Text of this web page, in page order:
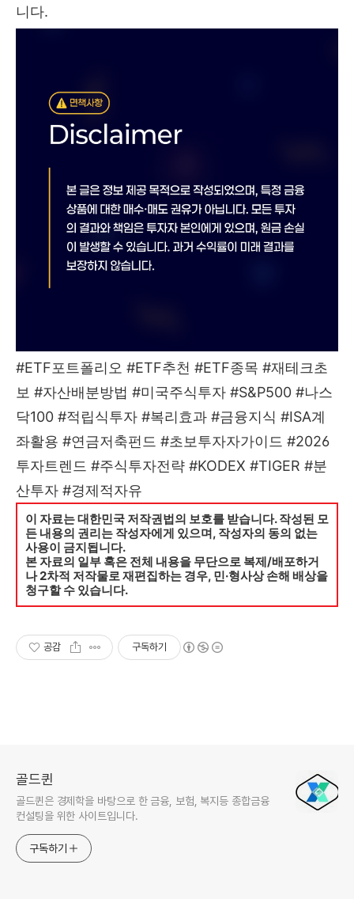
니다.
#ETF포트폴리오 #ETF추천 #ETF종목 #재테크초
보 #자산배분방법 #미국주식투자 #S&P500 #나스
닥100 #적립식투자 #복리효과 #금융지식 #ISA계
좌활용 #연금저축펀드 #초보투자자가이드 #2026
투자트렌드 #주식투자전략 #KODEX #TIGER #분
산투자 #경제적자유
이 자료는 대한민국 저작권법의 보호를 받습니다. 작성된 모
든 내용의 권리는 작성자에게 있으며, 작성자의 동의 없는
사용이 금지됩니다.
본 자료의 일부 혹은 전체 내용을 무단으로 복제/배포하거
나 2차적 저작물로 재편집하는 경우, 민·형사상 손해 배상을
청구할 수 있습니다.
공감 구독하기
골드퀸
골드퀸은 경제학을 바탕으로 한 금융, 보험, 복지등 종합금융
컨설팅을 위한 사이트입니다.
구독하기